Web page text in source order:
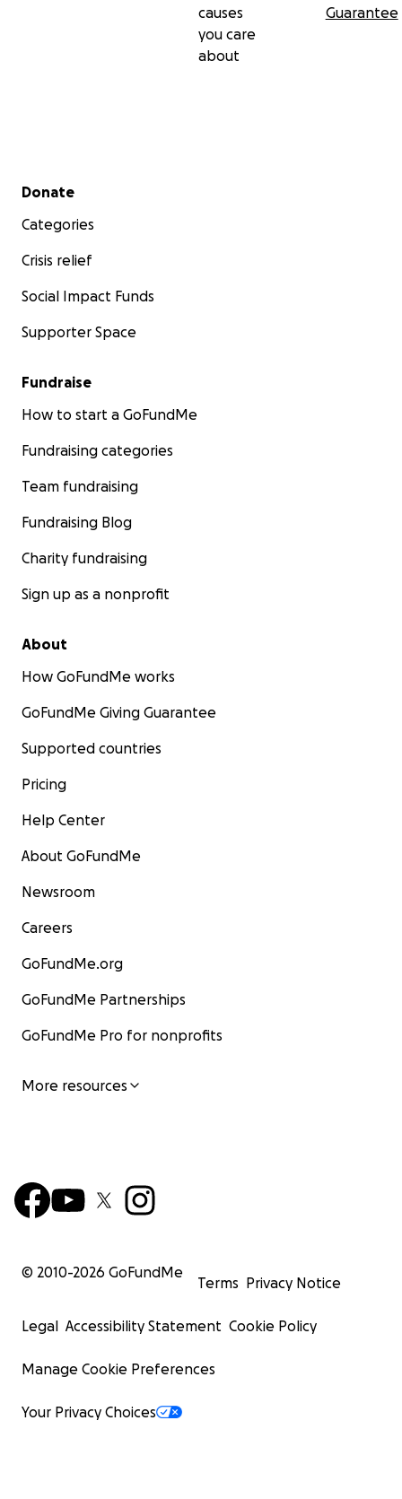
causes
you care
about
Guarantee
Secondary menu
Donate
Categories
Crisis relief
Social Impact Funds
Supporter Space
Fundraise
How to start a GoFundMe
Fundraising categories
Team fundraising
Fundraising Blog
Charity fundraising
Sign up as a nonprofit
About
How GoFundMe works
GoFundMe Giving Guarantee
Supported countries
Pricing
Help Center
About GoFundMe
Newsroom
Careers
GoFundMe.org
GoFundMe Partnerships
GoFundMe Pro for nonprofits
More resources
© 2010-2026 GoFundMe
Terms Privacy Notice
Legal Accessibility Statement Cookie Policy
Manage Cookie Preferences
Your Privacy Choices